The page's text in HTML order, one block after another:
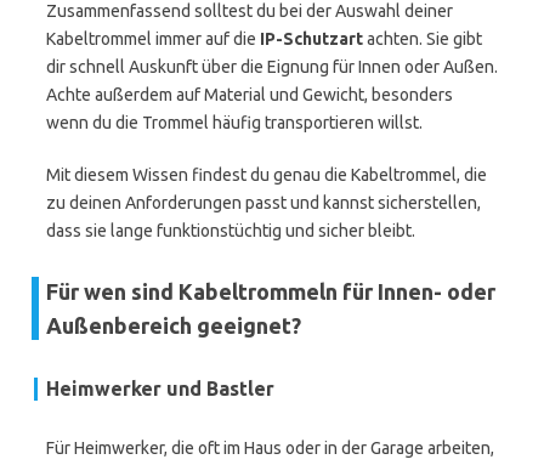
Zusammenfassend solltest du bei der Auswahl deiner
Kabeltrommel immer auf die IP-Schutzartachten. Sie gibt
dir schnell Auskunft über die Eignung für Innen oder Außen.
Achte außerdem auf Material und Gewicht, besonders
wenn du die Trommel häufig transportieren willst.
Mit diesem Wissen findest du genau die Kabeltrommel, die
zu deinen Anforderungen passt und kannst sicherstellen,
dass sie lange funktionstüchtig und sicher bleibt.
Für wen sind Kabeltrommeln für Innen- oder
Außenbereich geeignet?
Heimwerker und Bastler
Für Heimwerker, die oft im Haus oder in der Garage arbeiten,